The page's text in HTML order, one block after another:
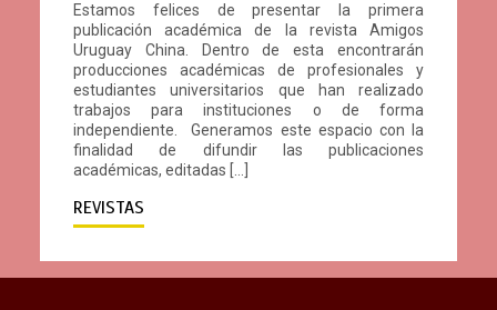
Estamos felices de presentar la primera
publicación académica de la revista Amigos
Uruguay China. Dentro de esta encontrarán
producciones académicas de profesionales y
estudiantes universitarios que han realizado
trabajos para instituciones o de forma
independiente. Generamos este espacio con la
finalidad de difundir las publicaciones
académicas, editadas […]
REVISTAS